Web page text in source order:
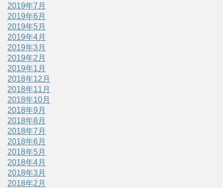
2019年7月
2019年6月
2019年5月
2019年4月
2019年3月
2019年2月
2019年1月
2018年12月
2018年11月
2018年10月
2018年9月
2018年8月
2018年7月
2018年6月
2018年5月
2018年4月
2018年3月
2018年2月